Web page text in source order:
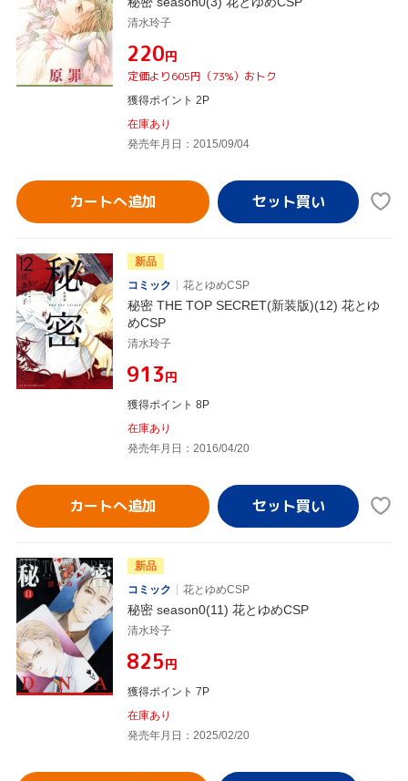
清水玲子
¥220円
定価より605円（73%）おトク
獲得ポイント 2P
在庫あり
発売年月日：2015/09/04
カートへ追加
新品
コミック
花とゆめCSP
秘密 THE TOP SECRET(新装版)(12) 花とゆ
めCSP
清水玲子
¥913円
獲得ポイント 8P
在庫あり
発売年月日：2016/04/20
カートへ追加
新品
コミック
花とゆめCSP
秘密 season0(11) 花とゆめCSP
清水玲子
¥825円
獲得ポイント 7P
在庫あり
発売年月日：2025/02/20